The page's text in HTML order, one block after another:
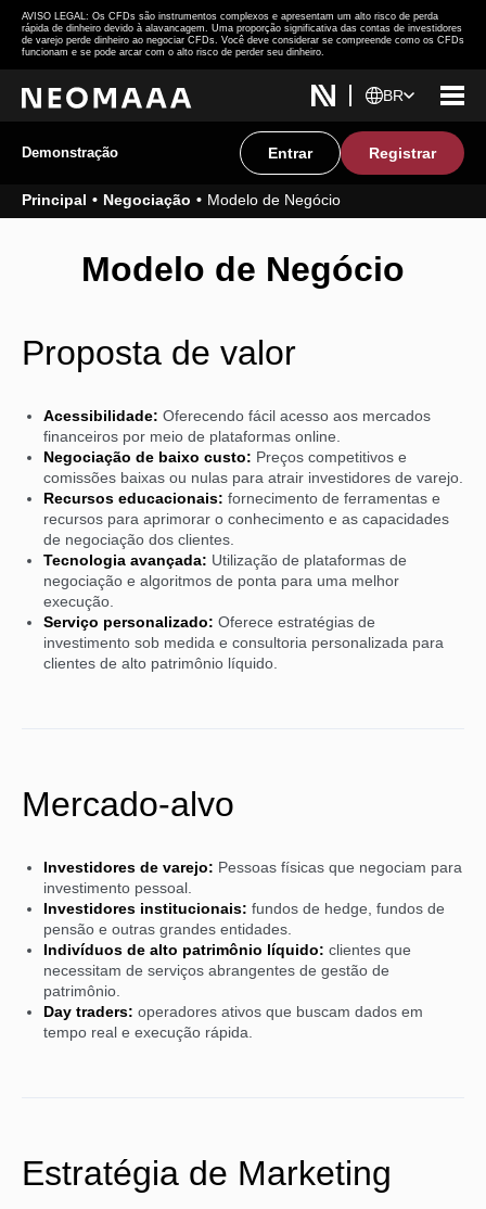
AVISO LEGAL: Os CFDs são instrumentos complexos e apresentam um alto risco de perda
rápida de dinheiro devido à alavancagem. Uma proporção significativa das contas de investidores
de varejo perde dinheiro ao negociar CFDs. Você deve considerar se compreende como os CFDs
funcionam e se pode arcar com o alto risco de perder seu dinheiro.
BR
Demonstração Entrar Registrar
Principal Negociação Modelo de Negócio
Modelo de Negócio
Proposta de valor
Acessibilidade: Oferecendo fácil acesso aos mercados
financeiros por meio de plataformas online.
Negociação de baixo custo: Preços competitivos e
comissões baixas ou nulas para atrair investidores de varejo.
Recursos educacionais: fornecimento de ferramentas e
recursos para aprimorar o conhecimento e as capacidades
de negociação dos clientes.
Tecnologia avançada: Utilização de plataformas de
negociação e algoritmos de ponta para uma melhor
execução.
Serviço personalizado: Oferece estratégias de
investimento sob medida e consultoria personalizada para
clientes de alto patrimônio líquido.
Mercado-alvo
Investidores de varejo: Pessoas físicas que negociam para
investimento pessoal.
Investidores institucionais: fundos de hedge, fundos de
pensão e outras grandes entidades.
Indivíduos de alto patrimônio líquido: clientes que
necessitam de serviços abrangentes de gestão de
patrimônio.
Day traders: operadores ativos que buscam dados em
tempo real e execução rápida.
Estratégia de Marketing